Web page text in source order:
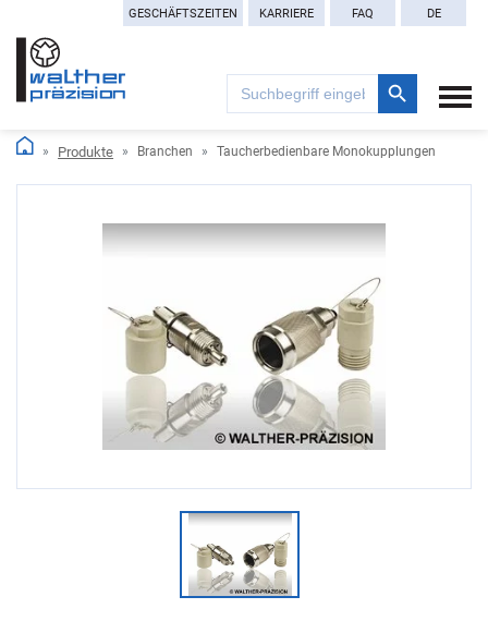
GESCHÄFTSZEITEN KARRIERE FAQ DE
Search
for:
Search Button
Produkte Branchen Taucherbedienbare Monokupplungen